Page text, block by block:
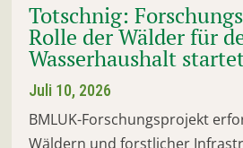
Totschnig:
Rolle der Wälder für
Wasserhaushalt
Juli 10, 2026
BMLUK-Forschungsprojekt
Wäldern und forstlicher